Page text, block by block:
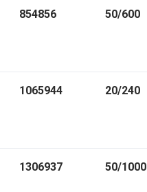
854856 50/600
1065944 20/240
1306937 50/1000